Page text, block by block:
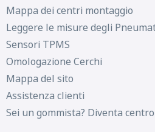
D
Mappa dei centri montaggio
Leggere le misure degli
Sensori TPMS
Omologazione Cerchi
Mappa del sito
Assistenza clienti
Sei un gommista? Diventa